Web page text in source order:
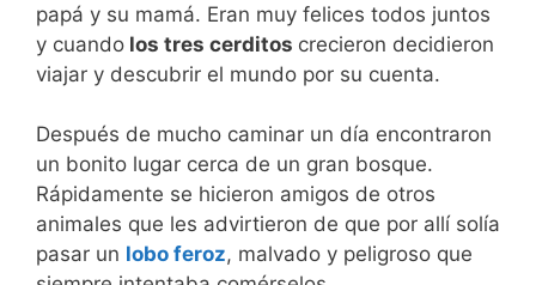
papá y su mamá. Eran muy felices todos juntos
y cuando los tres cerditos crecieron decidieron
viajar y descubrir el mundo por su cuenta.
Después de mucho caminar un día encontraron
un bonito lugar cerca de un gran bosque.
Rápidamente se hicieron amigos de otros
animales que les advirtieron de que por allí solía
pasar un lobo feroz, malvado y peligroso que